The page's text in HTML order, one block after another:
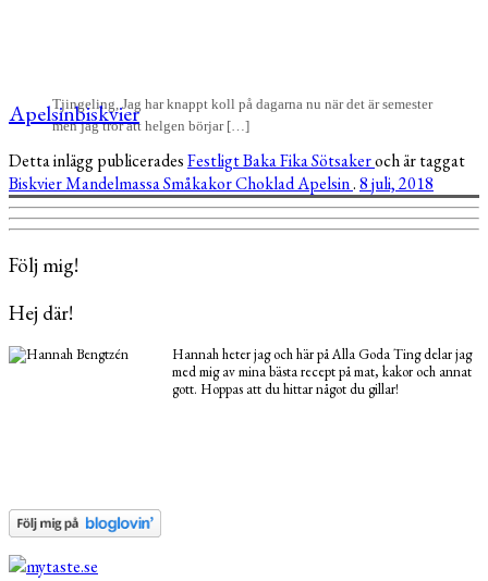
Tjingeling, Jag har knappt koll på dagarna nu när det är semester
men jag tror att helgen börjar […]
Apelsinbiskvier
Detta inlägg publiceradesFestligtBakaFikaSötsakeroch är taggat
BiskvierMandelmassaSmåkakorChokladApelsin.8 juli, 2018
Följ mig!
Hej där!
Hannah heter jag och här på Alla Goda Ting delar jag
med mig av mina bästa recept på mat, kakor och annat
gott. Hoppas att du hittar något du gillar!